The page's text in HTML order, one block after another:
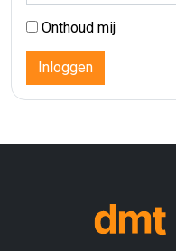
Onthoud mij